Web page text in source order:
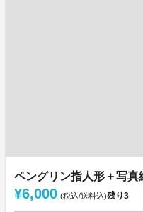
ペングリン指人形＋写真
¥6,000 (税込/送料込)残り3